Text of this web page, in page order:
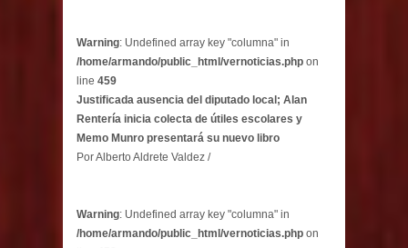
Warning: Undefined array key "columna" in
/home/armando/public_html/vernoticias.php on
line 459
Justificada ausencia del diputado local; Alan
Rentería inicia colecta de útiles escolares y
Memo Munro presentará su nuevo libro
Por Alberto Aldrete Valdez /
Warning: Undefined array key "columna" in
/home/armando/public_html/vernoticias.php on